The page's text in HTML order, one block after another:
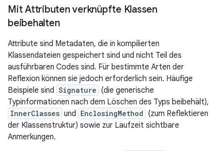
Mit Attributen verknüpfte Klassen
beibehalten
Attribute sind Metadaten, die in kompilierten
Klassendateien gespeichert sind und nicht Teil des
ausführbaren Codes sind. Für bestimmte Arten der
Reflexion können sie jedoch erforderlich sein. Häufige
Beispiele sind Signature (die generische
Typinformationen nach dem Löschen des Typs beibehält),
InnerClasses und EnclosingMethod (zum Reflektieren
der Klassenstruktur) sowie zur Laufzeit sichtbare
Anmerkungen.